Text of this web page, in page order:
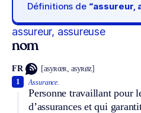
Définitions de “assureur,
assureur, assureuse
nom
FR [asyʀœʀ, asyʀøz]
Assurance.
Personne travaillant pour
d’assurances et qui
1